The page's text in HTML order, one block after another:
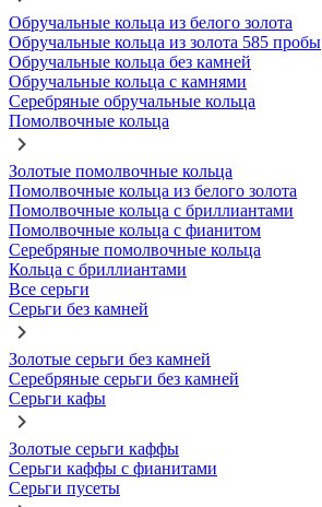
Обручальные кольца из белого золота
Обручальные кольца из золота 585 пробы
Обручальные кольца без камней
Обручальные кольца с камнями
Серебряные обручальные кольца
Помолвочные кольца
Золотые помолвочные кольца
Помолвочные кольца из белого золота
Помолвочные кольца с бриллиантами
Помолвочные кольца с фианитом
Серебряные помолвочные кольца
Кольца с бриллиантами
Все серьги
Серьги без камней
Золотые серьги без камней
Серебряные серьги без камней
Серьги кафы
Золотые серьги каффы
Серьги каффы с фианитами
Серьги пусеты